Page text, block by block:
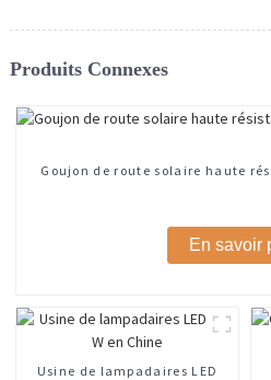
Produits Connexes
Goujon de route solaire haute
En savoir
Usine de lampadaires LED